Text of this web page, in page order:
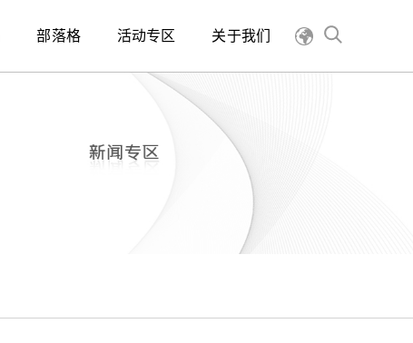
部落格 活动专区 关于我们